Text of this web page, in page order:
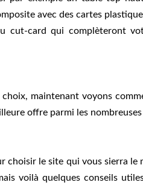
avec des cartes
cut-card qui complèteront
maintenant voyons
offre parmi les
choisir le site qui vous sierra
voilà quelques conseils